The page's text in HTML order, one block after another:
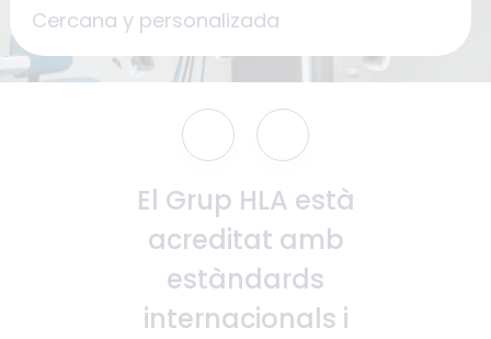
Español
Cercana y personalizada
El Grup HLA està
acreditat amb
estàndards
internacionals i